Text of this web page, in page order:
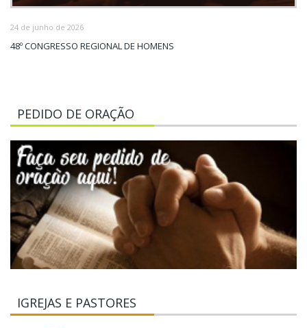
24 de junho de 2026
48º CONGRESSO REGIONAL DE HOMENS
PEDIDO DE ORAÇÃO
IGREJAS E PASTORES